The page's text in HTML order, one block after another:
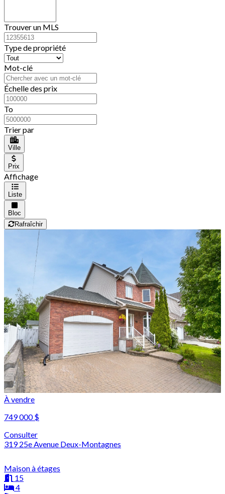
Trouver un MLS
Type de propriété
Mot-clé
Échelle des prix
To
Trier par
Ville
Prix
Affichage
Liste
Bloc
Rafraîchir
À vendre
749 000 $
Consulter
319 25e Avenue Deux-Montagnes
Maison à étages
15
4